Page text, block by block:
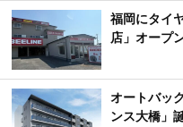
福岡にタイ
店」オープ
オートバッ
ンス大橋」